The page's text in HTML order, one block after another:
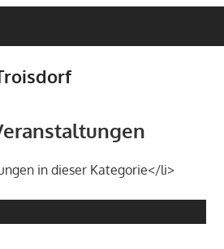
in dieser Kategorie</li>